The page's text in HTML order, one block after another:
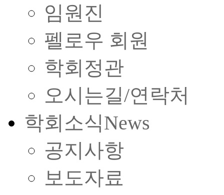
임원진
펠로우 회원
학회정관
오시는길/연락처
학회소식News
공지사항
보도자료